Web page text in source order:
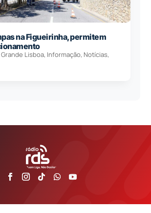
na Figueirinha, permitem
Grande Lisboa, Informação, Notícias,